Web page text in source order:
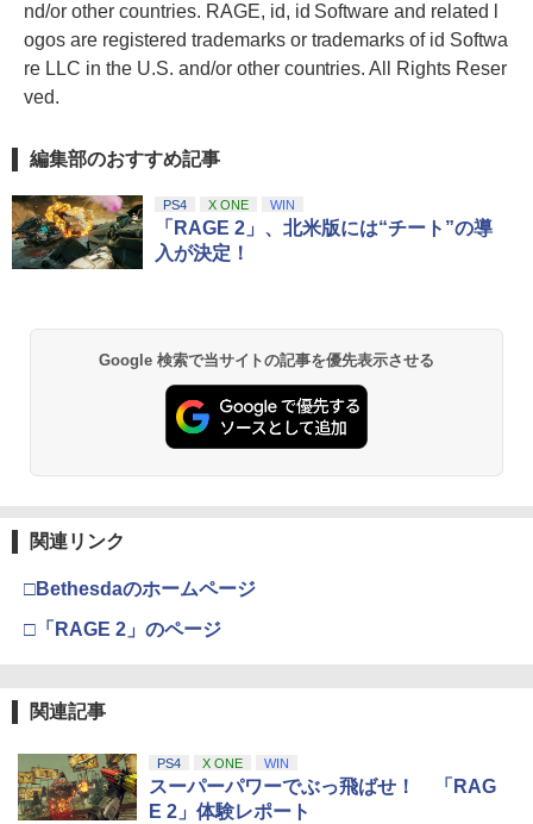
nd/or other countries. RAGE, id, id Software and related l
ogos are registered trademarks or trademarks of id Softwa
re LLC in the U.S. and/or other countries. All Rights Reser
ved.
編集部のおすすめ記事
PS4 X ONE WIN
「RAGE 2」、北米版には“チート”の導
入が決定！
Google 検索で当サイトの記事を優先表示させる
関連リンク
□Bethesdaのホームページ
□「RAGE 2」のページ
関連記事
PS4 X ONE WIN
スーパーパワーでぶっ飛ばせ！ 「RAG
E 2」体験レポート